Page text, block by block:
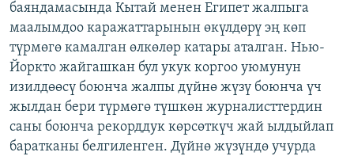
баяндамасында Кытай менен Египет жалпыга
маалымдоо каражаттарынын өкүлдөрү эң көп
түрмөгө камалган өлкөлөр катары аталган. Нью-
Йоркто жайгашкан бул укук коргоо уюмунун
изилдөөсү боюнча жалпы дүйнө жүзү боюнча үч
жылдан бери түрмөгө түшкөн журналисттердин
саны боюнча рекорддук көрсөткүч жай ылдыйлап
баратканы белгиленген. Дүйнө жүзүндө учурда